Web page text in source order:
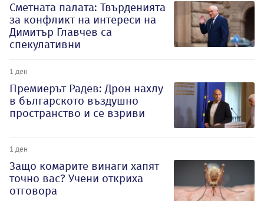
Сметната палата: Твърденията
за конфликт на интереси на
Димитър Главчев са
спекулативни
1 ден
Премиерът Радев: Дрон нахлу
в българското въздушно
пространство и се взриви
1 ден
Защо комарите винаги хапят
точно вас? Учени откриха
отговора